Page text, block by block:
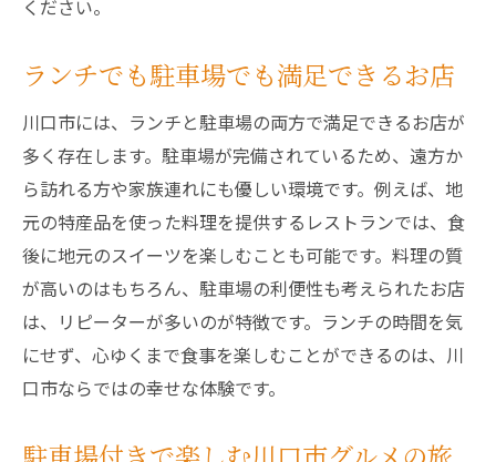
ください。
ランチでも駐車場でも満足できるお店
川口市には、ランチと駐車場の両方で満足できるお店が
多く存在します。駐車場が完備されているため、遠方か
ら訪れる方や家族連れにも優しい環境です。例えば、地
元の特産品を使った料理を提供するレストランでは、食
後に地元のスイーツを楽しむことも可能です。料理の質
が高いのはもちろん、駐車場の利便性も考えられたお店
は、リピーターが多いのが特徴です。ランチの時間を気
にせず、心ゆくまで食事を楽しむことができるのは、川
口市ならではの幸せな体験です。